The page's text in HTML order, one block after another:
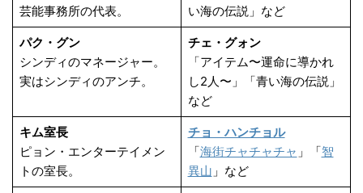
芸能事務所の代表。
い海の伝説」など
パク・グン
シンディのマネージャー。
実はシンディのアンチ。
チェ・グォン
「アイテム〜運命に導かれ
し2人〜」「青い海の伝説」
など
キム室長
ピョン・エンターテイメン
トの室長。
チョ・ハンチョル
「海街チャチャチャ 」「智
異山 」など